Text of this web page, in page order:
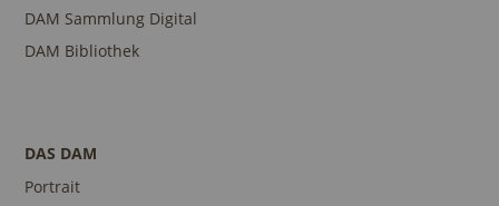
DAM Sammlung Digital
DAM Bibliothek
DAS DAM
Portrait